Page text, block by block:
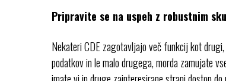
Pripravite se na uspeh z robustnim
Nekateri CDE zagotavljajo več funkcij kot
podatkov in le malo drugega, morda zamujate